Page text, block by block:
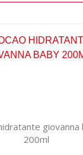
giovanna
200ml